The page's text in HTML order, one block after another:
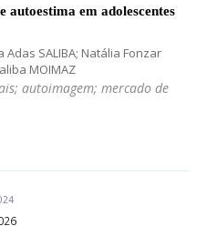
autoestima em adolescentes
Adas SALIBA; Natália Fonzar
MOIMAZ
autoimagem; mercado de